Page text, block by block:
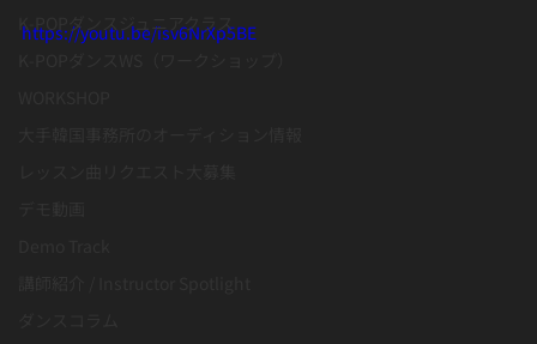
K-POPダンスジュニアクラス
https://youtu.be/isv6NrXp5BE